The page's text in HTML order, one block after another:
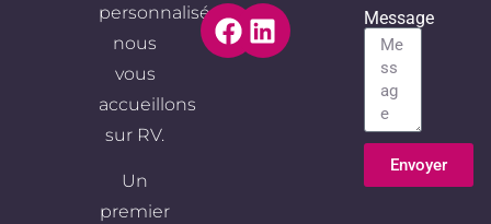
personnalisé,
nous
vous
accueillons
sur RV.
Un
premier
Message
Envoyer